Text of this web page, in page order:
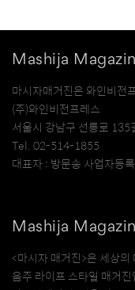
Mashija
마시자매거진은 와인비전
(주)와인비전프레스
서울시 강남구 선릉로 135
Tel. 02-514-1855
대표자 : 방문송 사업자등
Mashija
<마시자 매거진>은 세상
음주 라이프 스타일 매거진